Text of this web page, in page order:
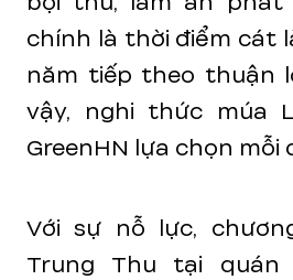
chính là thời điểm cát
năm tiếp theo thuận
vậy, nghi thức múa
GreenHN lựa chọn mỗi
Với sự nỗ lực,
Trung Thu tại quán